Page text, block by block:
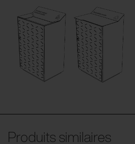
Produits similaires